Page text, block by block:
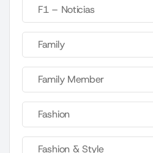
F1 – Noticias
Family
Family Member
Fashion
Fashion & Style